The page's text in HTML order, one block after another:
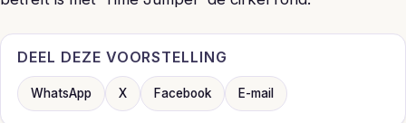
DEEL DEZE VOORSTELLING
WhatsApp X Facebook E-mail